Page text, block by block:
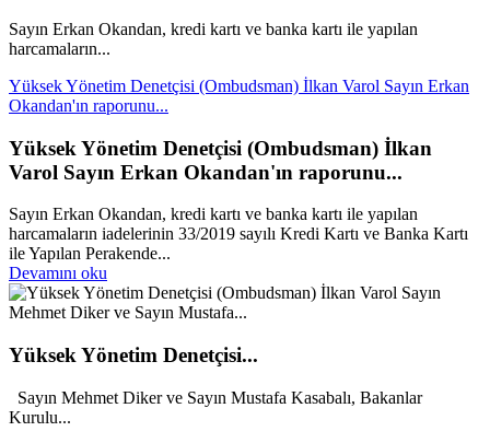
Sayın Erkan Okandan, kredi kartı ve banka kartı ile yapılan
harcamaların...
Yüksek Yönetim Denetçisi (Ombudsman) İlkan Varol Sayın Erkan
Okandan'ın raporunu...
Yüksek Yönetim Denetçisi (Ombudsman) İlkan
Varol Sayın Erkan Okandan'ın raporunu...
Sayın Erkan Okandan, kredi kartı ve banka kartı ile yapılan
harcamaların iadelerinin 33/2019 sayılı Kredi Kartı ve Banka Kartı
ile Yapılan Perakende...
Devamını oku
Yüksek Yönetim Denetçisi...
Sayın Mehmet Diker ve Sayın Mustafa Kasabalı, Bakanlar
Kurulu...